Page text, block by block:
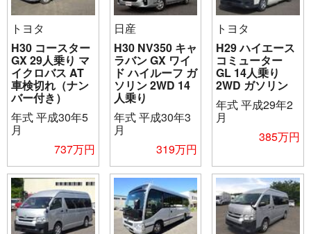
トヨタ
H30 コースター
GX 29人乗り マ
イクロバス AT
車検切れ（ナン
バー付き）
年式平成30年5
月
737万円
日産
H30 NV350 キャ
ラバン GX ワイ
ド ハイルーフ ガ
ソリン 2WD 14
人乗り
年式平成30年3
月
319万円
トヨタ
H29 ハイエース
コミューター
GL 14人乗り
2WD ガソリン
年式平成29年2
月
385万円